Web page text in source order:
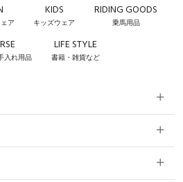
ア
KIDS
キッズウェア
RIDING GOODS
乗馬用品
入れ用品
LIFE STYLE
書籍・雑貨など
ロット